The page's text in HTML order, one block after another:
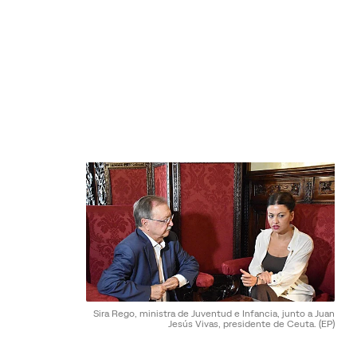
Sira Rego, ministra de Juventud e Infancia, junto a Juan
Jesús Vivas, presidente de Ceuta. (EP)